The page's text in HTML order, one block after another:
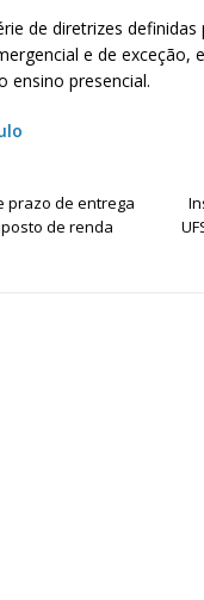
de diretrizes
e de exceção,
ensino presencial.
prazo de entrega
de renda